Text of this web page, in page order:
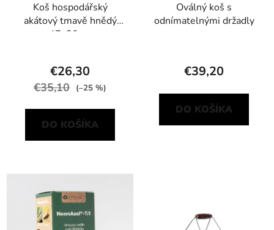
Koš hospodářský
akátový tmavě hnědý
47x30cm
€26,30
€35,10 (–25 %)
DO KOŠÍKA
Oválný koš s
odnímatelnými držadly
€39,20
DO KOŠÍKA